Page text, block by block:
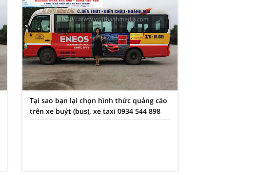
Tại sao bạn lại chọn hình thức quảng cáo
trên xe buýt (bus), xe taxi 0934 544 898